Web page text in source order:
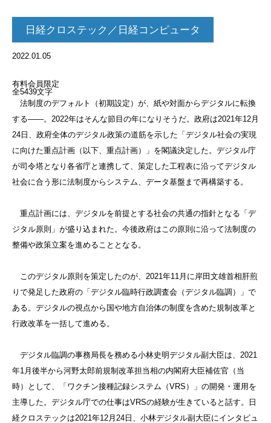
日経クロステック／日経コンピュータ
2022.01.05
有料会員限定
全5439文字
法制度のデフォルト（初期設定）が、紙や対面からデジタルに転換
する――。2022年はそんな節目の年になりそうだ。政府は2021年12月
24日、政府全体のデジタル政策の道筋を示した「デジタル社会の実現
に向けた重点計画（以下、重点計画）」を閣議決定した。デジタル庁
が司令塔となり各省庁と連携して、策定した工程表に沿ってデジタル
社会に合う形に法制度からシステム、データ基盤まで再構築する。
重点計画には、デジタルを前提とする社会の共通の指針となる「デ
ジタル原則」が盛り込まれた。今後政府はこの原則に沿って法制度の
整備や政策立案を進めることとなる。
このデジタル原則を策定したのが、2021年11月に岸田文雄首相肝煎
りで発足した政府の「デジタル臨時行政調査会（デジタル臨調）」で
ある。デジタルの視点から国や地方自治体の制度を含めた規制改革と
行政改革を一括して進める。
デジタル臨調の事務局長を務める小林史明デジタル副大臣は、2021
年1月後半から河野太郎前規制改革担当相の内閣府大臣補佐官（当
時）として、「ワクチン接種記録システム（VRS）」の開発・運用を
主導した。デジタル庁での仕事はVRSの経験が生きていると話す。日
経クロステックは2021年12月24日、小林デジタル副大臣にインタビュ